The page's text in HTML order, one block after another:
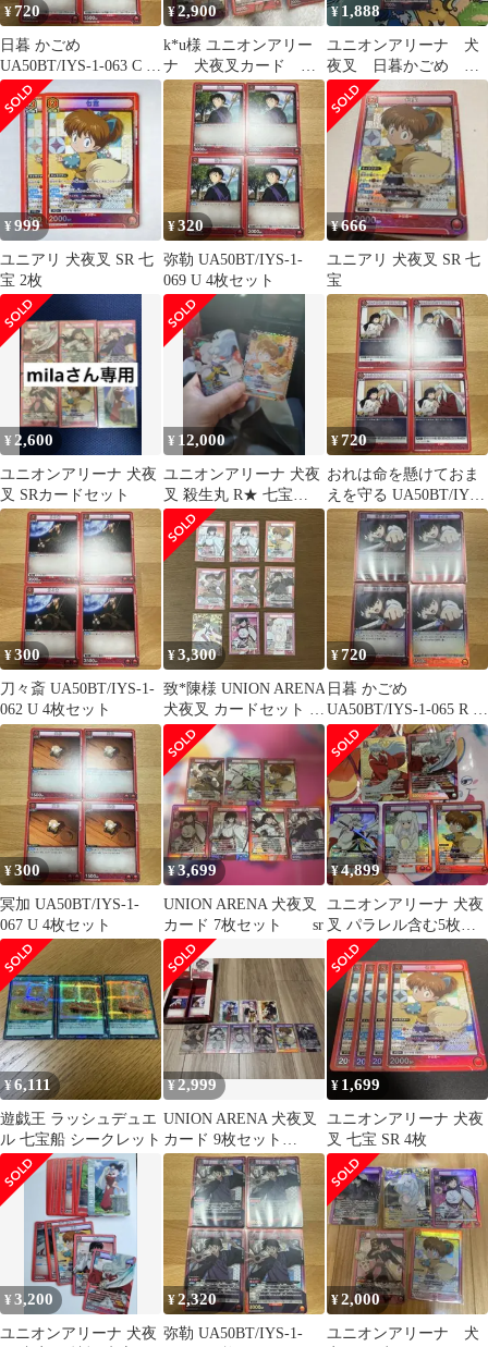
¥720
日暮 かごめ
UA50BT/IYS-1-063 C 4
枚セット
¥2,900
k*u様 ユニオンアリー
ナ 犬夜叉カード 殺
生丸Rパラレル 他SR4
枚セット
¥ 1,888
ユニオンアリーナ 犬
夜叉 日暮かごめ 七
宝 弥勒 sr 3枚セット
¥999
ユニアリ 犬夜叉 SR 七
宝 2枚
¥320
弥勒 UA50BT/IYS-1-
069 U 4枚セット
¥666
ユニアリ 犬夜叉 SR 七
宝
¥2,600
ユニオンアリーナ 犬夜
叉 SRカードセット
¥ 12,000
ユニオンアリーナ 犬夜
叉 殺生丸 R★ 七宝
SR★★サイン セット
¥720
おれは命を懸けておま
えを守る UA50BT/IYS-
1-076 U 4枚セット
¥300
刀々斎 UA50BT/IYS-1-
062 U 4枚セット
¥3,300
致*陳様 UNION ARENA
犬夜叉 カードセット ま
とめ売り
¥720
日暮 かごめ
UA50BT/IYS-1-065 R 4
枚セット
¥300
冥加 UA50BT/IYS-1-
067 U 4枚セット
¥3,699
UNION ARENA 犬夜叉
カード 7枚セット sr
¥4,899
ユニオンアリーナ 犬夜
叉 パラレル含む5枚セ
ット
¥6,111
遊戯王 ラッシュデュエ
ル 七宝船 シークレット
¥2,999
UNION ARENA 犬夜叉
カード 9枚セット
【SR☆.SR.AP他】
¥ 1,699
ユニオンアリーナ 犬夜
叉 七宝 SR 4枚
¥3,200
ユニオンアリーナ 犬夜
¥2,320
弥勒 UA50BT/IYS-1-
¥2,000
ユニオンアリーナ 犬